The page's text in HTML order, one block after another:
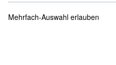
Mehrfach-Auswahl erlauben